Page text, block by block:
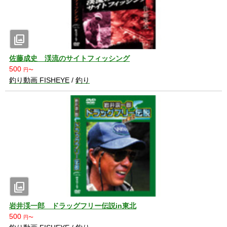
photo_library
佐藤成史 渓流のサイトフィッシング
500 円〜
釣り動画 FISHEYE / 釣り
photo_library
岩井渓一郎 ドラッグフリー伝説in東北
500 円〜